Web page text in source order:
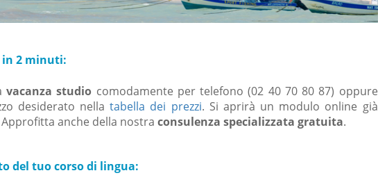
in 2 minuti:
vacanza studio comodamente per telefono (02 40 70 80 87) oppure
desiderato nellatabella dei prezzi. Si aprirà un modulo online già
anche della nostra consulenza specializzata gratuita.
del tuo corso di lingua: